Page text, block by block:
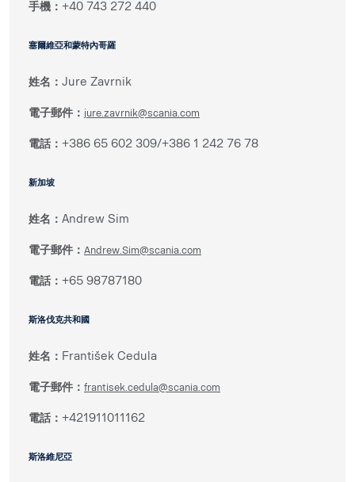
手機： +40 743 272 440
塞爾維亞和蒙特內哥羅
姓名： Jure Zavrnik
電子郵件： jure.zavrnik@scania.com
電話： +386 65 602 309/+386 1 242 76 78
新加坡
姓名： Andrew Sim
電子郵件： Andrew.Sim@scania.com
電話： +65 98787180
斯洛伐克共和國
姓名： František Cedula
電子郵件： frantisek.cedula@scania.com
電話： +421911011162
斯洛維尼亞